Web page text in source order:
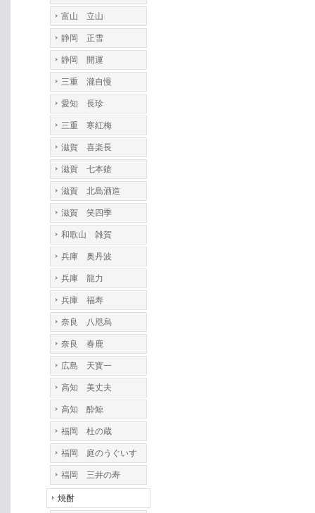
富山 立山
静岡 正雪
静岡 開運
三重 瀧自慢
愛知 長珍
三重 寒紅梅
滋賀 喜楽長
滋賀 七本鎗
滋賀 北島酒造
滋賀 笑四季
和歌山 雑賀
兵庫 奥丹波
兵庫 龍力
兵庫 福寿
奈良 八咫烏
奈良 春鹿
広島 天寳一
高知 美丈夫
高知 酔鯨
福岡 杜の蔵
福岡 庭のうぐいす
福岡 三井の寿
焼酎